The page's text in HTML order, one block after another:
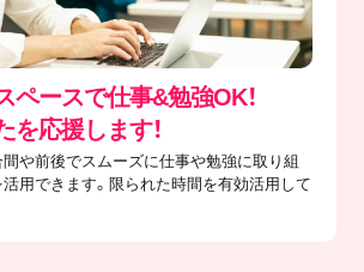
ペースで仕事&勉強OK！
を応援します！
間や前後でスムーズに仕事や勉強に取り組
用できます。限られた時間を有効活用して